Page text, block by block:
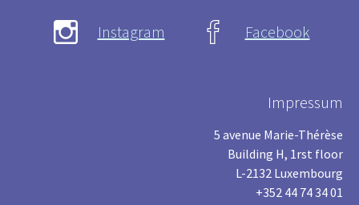
Instagram Facebook
Impressum
5 avenue Marie-Thérèse
Building H, 1rst floor
L-2132 Luxembourg
+352 44 74 34 01